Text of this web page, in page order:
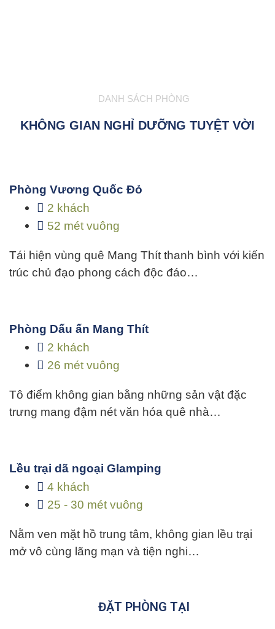
DANH SÁCH PHÒNG
KHÔNG GIAN NGHỈ DƯỠNG TUYỆT VỜI
Phòng Vương Quốc Đỏ
2 khách
52 mét vuông
Tái hiện vùng quê Mang Thít thanh bình với kiến
trúc chủ đạo phong cách độc đáo…
Phòng Dấu ấn Mang Thít
2 khách
26 mét vuông
Tô điểm không gian bằng những sản vật đặc
trưng mang đậm nét văn hóa quê nhà…
Lều trại dã ngoại Glamping
4 khách
25 - 30 mét vuông
Nằm ven mặt hồ trung tâm, không gian lều trại
mở vô cùng lãng mạn và tiện nghi…
ĐẶT PHÒNG TẠI